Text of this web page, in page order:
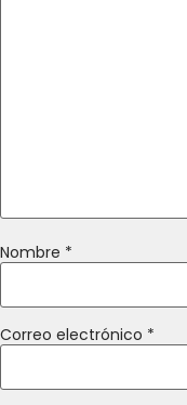
Nombre *
Correo electrónico *